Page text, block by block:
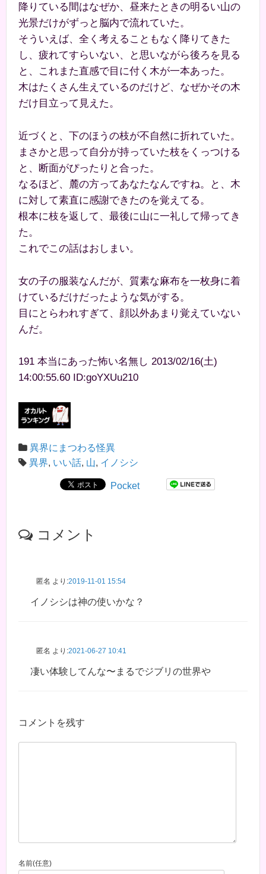
降りている間はなぜか、昼来たときの明るい山の
光景だけがずっと脳内で流れていた。
そういえば、全く考えることもなく降りてきた
し、疲れてすらいない、と思いながら後ろを見る
と、これまた直感で目に付く木が一本あった。
木はたくさん生えているのだけど、なぜかその木
だけ目立って見えた。
近づくと、下のほうの枝が不自然に折れていた。
まさかと思って自分が持っていた枝をくっつける
と、断面がぴったりと合った。
なるほど、麓の方ってあなたなんですね。と、木
に対して素直に感謝できたのを覚えてる。
根本に枝を返して、最後に山に一礼して帰ってき
た。
これでこの話はおしまい。
女の子の服装なんだが、質素な麻布を一枚身に着
けているだけだったような気がする。
目にとらわれすぎて、顔以外あまり覚えていない
んだ。
191 本当にあった怖い名無し 2013/02/16(土)
14:00:55.60 ID:goYXUu210
異界にまつわる怪異
異界, いい話, 山, イノシシ
Pocket
コメント
匿名 より:2019-11-01 15:54
イノシシは神の使いかな？
匿名 より:2021-06-27 10:41
凄い体験してんな〜まるでジブリの世界や
コメントを残す
名前(任意)